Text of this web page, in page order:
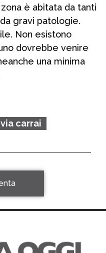
è abitata da tanti
gravi patologie.
Non esistono
dovrebbe venire
una minima
via carrai